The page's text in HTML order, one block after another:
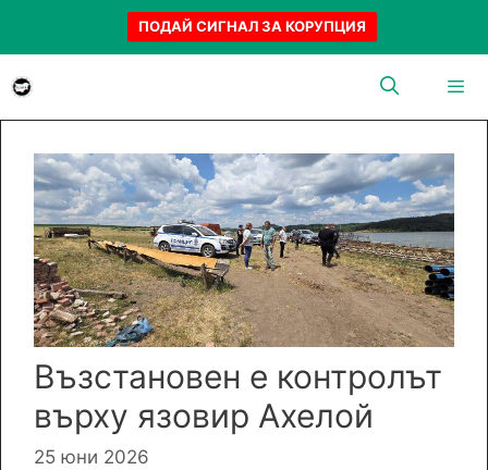
ПОДАЙ СИГНАЛ ЗА КОРУПЦИЯ
съдържанието
Menu
Възстановен е контролът
върху язовир Ахелой
25 юни 2026